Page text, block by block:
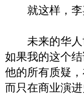
就这样，李
未来的华人
如果我的这个
他的所有质疑
而只在商业演